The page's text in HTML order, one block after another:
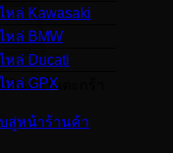
สินค้าในตะกร้า
สู่หน้าร้านค้า
หล่ Kawasaki
หล่ BMW
หล่ Ducati
หล่ GPX